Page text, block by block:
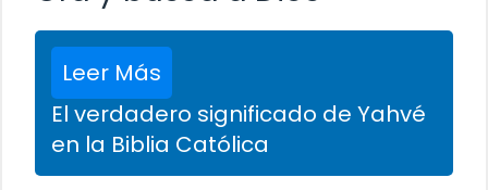
Leer Más
El verdadero significado de Yahvé
en la Biblia Católica